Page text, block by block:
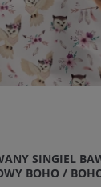
SINGIEL
BOHO /